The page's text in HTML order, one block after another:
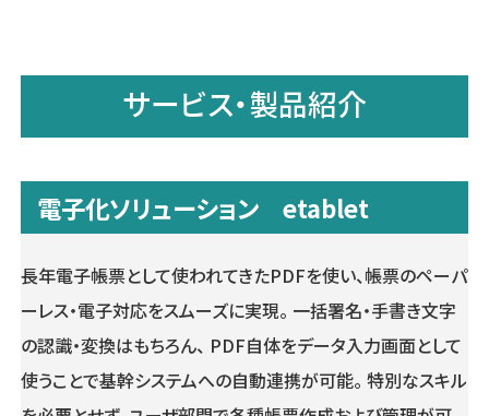
サービス・製品紹介
電子化ソリューション etablet
長年電子帳票として使われてきたPDFを使い、帳票のペーパ
ーレス・電子対応をスムーズに実現。 一括署名・手書き文字
の認識・変換はもちろん、 PDF自体をデータ入力画面として
使うことで基幹システムへの自動連携が可能。 特別なスキル